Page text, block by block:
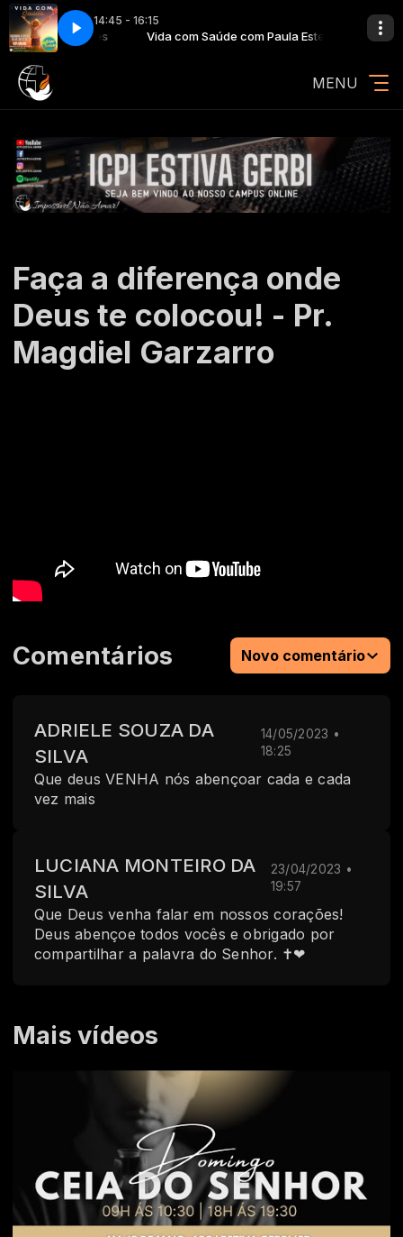
14:45 - 16:15
Esteves Vida com Saúde com Paula Esteves
- DEUS DA GRAÇA BRUNA KARLA E GABRIELA ROCHA - DEUS DA
MENU
Faça a diferença onde
Deus te colocou! - Pr.
Magdiel Garzarro
Mais vídeos
Comentários Novo comentário
Que deus VENHA nós abençoar cada e cada
vez mais
ADRIELE SOUZA DA
SILVA
14/05/2023 •
18:25
Que Deus venha falar em nossos corações!
Deus abençoe todos vocês e obrigado por
compartilhar a palavra do Senhor. ✝️❤
LUCIANA MONTEIRO DA
SILVA
23/04/2023 •
19:57